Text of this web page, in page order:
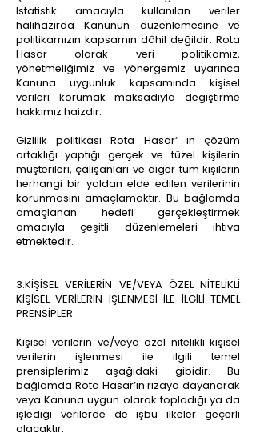
İstatistik amacıyla kullanılan veriler
halihazırda Kanunun düzenlemesine ve
politikamızın kapsamın dâhil değildir. Rota
Hasar olarak veri politikamız,
yönetmeliğimiz ve yönergemiz uyarınca
Kanuna uygunluk kapsamında kişisel
verileri korumak maksadıyla değiştirme
hakkımız haizdir.
Gizlilik politikası Rota Hasar‘ ın çözüm
ortaklığı yaptığı gerçek ve tüzel kişilerin
müşterileri, çalışanları ve diğer tüm kişilerin
herhangi bir yoldan elde edilen verilerinin
korunmasını amaçlamaktır. Bu bağlamda
amaçlanan hedefi gerçekleştirmek
amacıyla çeşitli düzenlemeleri ihtiva
etmektedir.
3.KİŞİSEL VERİLERİN VE/VEYA ÖZEL NİTELİKLİ
KİŞİSEL VERİLERİN İŞLENMESİ İLE İLGİLİ TEMEL
PRENSİPLER
Kişisel verilerin ve/veya özel nitelikli kişisel
verilerin işlenmesi ile ilgili temel
prensiplerimiz aşağıdaki gibidir. Bu
bağlamda Rota Hasar’ın rızaya dayanarak
veya Kanuna uygun olarak topladığı ya da
işlediği verilerde de işbu ilkeler geçerli
olacaktır.